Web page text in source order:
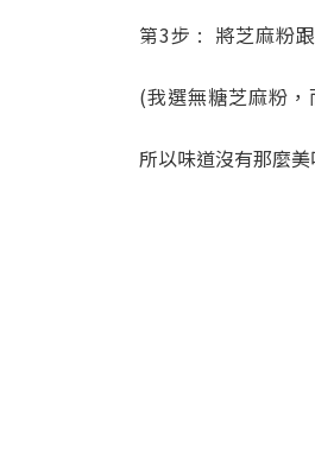
第3步 : 將芝麻粉
(我選無糖芝麻粉
所以味道沒有那麼